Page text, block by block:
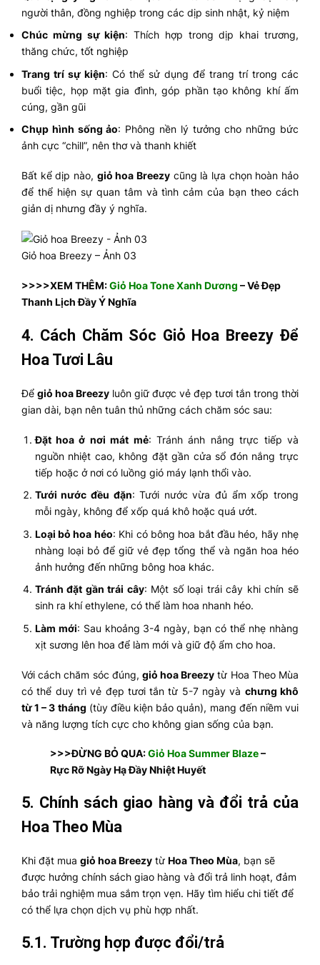
người thân, đồng nghiệp trong các dịp sinh nhật, kỷ niệm
Chúc mừng sự kiện: Thích hợp trong dịp khai trương,
thăng chức, tốt nghiệp
Trang trí sự kiện: Có thể sử dụng để trang trí trong các
buổi tiệc, họp mặt gia đình, góp phần tạo không khí ấm
cúng, gần gũi
Chụp hình sống ảo: Phông nền lý tưởng cho những bức
ảnh cực “chill”, nên thơ và thanh khiết
Bất kể dịp nào, giỏ hoa Breezy cũng là lựa chọn hoàn hảo
để thể hiện sự quan tâm và tình cảm của bạn theo cách
giản dị nhưng đầy ý nghĩa.
Giỏ hoa Breezy – Ảnh 03
>>>>XEM THÊM:Giỏ Hoa Tone Xanh Dương – Vẻ Đẹp
Thanh Lịch Đầy Ý Nghĩa
4. Cách Chăm Sóc Giỏ Hoa Breezy Để
Hoa Tươi Lâu
Để giỏ hoa Breezy luôn giữ được vẻ đẹp tươi tắn trong thời
gian dài, bạn nên tuân thủ những cách chăm sóc sau:
Đặt hoa ở nơi mát mẻ: Tránh ánh nắng trực tiếp và
nguồn nhiệt cao, không đặt gần cửa sổ đón nắng trực
tiếp hoặc ở nơi có luồng gió máy lạnh thổi vào.
Tưới nước đều đặn: Tưới nước vừa đủ ẩm xốp trong
mỗi ngày, không để xốp quá khô hoặc quá ướt.
Loại bỏ hoa héo: Khi có bông hoa bắt đầu héo, hãy nhẹ
nhàng loại bỏ để giữ vẻ đẹp tổng thể và ngăn hoa héo
ảnh hưởng đến những bông hoa khác.
Tránh đặt gần trái cây: Một số loại trái cây khi chín sẽ
sinh ra khí ethylene, có thể làm hoa nhanh héo.
Làm mới: Sau khoảng 3-4 ngày, bạn có thể nhẹ nhàng
xịt sương lên hoa để làm mới và giữ độ ẩm cho hoa.
Với cách chăm sóc đúng, giỏ hoa Breezy từ Hoa Theo Mùa
có thể duy trì vẻ đẹp tươi tắn từ 5-7 ngày và chưng khô
từ 1 – 3 tháng (tùy điều kiện bảo quản), mang đến niềm vui
và năng lượng tích cực cho không gian sống của bạn.
>>>ĐỪNG BỎ QUA:Giỏ Hoa Summer Blaze–
Rực Rỡ Ngày Hạ Đầy Nhiệt Huyết
5. Chính sách giao hàng và đổi trả của
Hoa Theo Mùa
Khi đặt mua giỏ hoa Breezy từ Hoa Theo Mùa, bạn sẽ
được hưởng chính sách giao hàng và đổi trả linh hoạt, đảm
bảo trải nghiệm mua sắm trọn vẹn. Hãy tìm hiểu chi tiết để
có thể lựa chọn dịch vụ phù hợp nhất.
5.1. Trường hợp được đổi/trả